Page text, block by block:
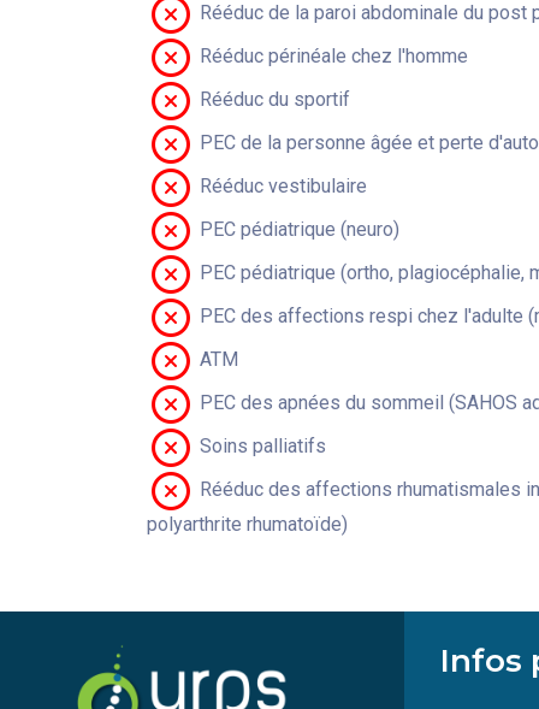
Rééduc de la paroi abdominale du post
Rééduc périnéale chez l'homme
Rééduc du sportif
PEC de la personne âgée et perte
Rééduc vestibulaire
PEC pédiatrique (neuro)
PEC pédiatrique (ortho, plagiocéphalie,
PEC des affections respi chez l'adulte
ATM
PEC des apnées du sommeil (SAHOS
Soins palliatifs
Rééduc des affections rhumatismales
polyarthrite rhumatoïde)
Infos